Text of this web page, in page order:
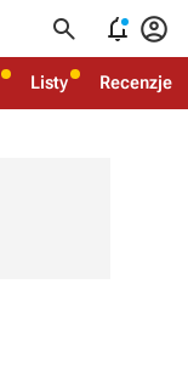
  
Listy Recenzje